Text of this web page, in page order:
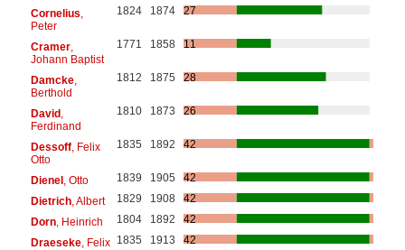
Cornelius
Peter
1824 1874 27
Cramer,
Johann Baptist
1771 1858 11
Damcke,
Berthold
1812 1875 28
David,
Ferdinand
1810 1873 26
Dessoff, Felix
Otto
1835 1892 42
Dienel, Otto 1839 1905
42
Dietrich, Albert 1829 1908
42
Dorn, Heinrich 1804 1892
42
Draeseke, Felix 1835 1913
42